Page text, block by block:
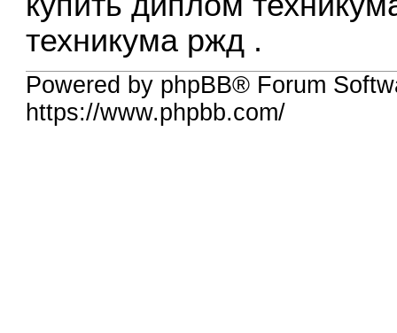
техникума ржд .
Powered by phpBB® Forum
https://www.phpbb.com/